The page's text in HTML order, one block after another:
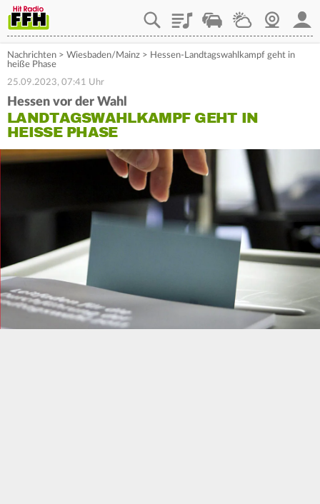
PlaylistStaupilotWetterWebcam
Nachrichten > Wiesbaden/Mainz > Hessen-Landtagswahlkampf geht in
heiße Phase
25.09.2023, 07:41 Uhr
Hessen vor der Wahl
LANDTAGSWAHLKAMPF GEHT IN
HEISSE PHASE